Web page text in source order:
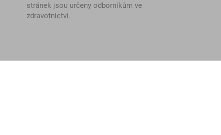
stránek jsou určeny odborníkům ve
zdravotnictví.